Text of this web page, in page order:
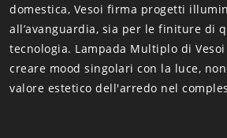
domestica, Vesoi firma progetti
all’avanguardia, sia per le finiture di
tecnologia. Lampada Multiplo di
creare mood singolari con la luce,
valore estetico dell'arredo nel